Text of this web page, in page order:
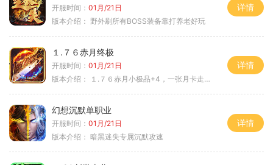
开服时间： 01月/21日
版本介绍： 野外刷所有BOSS装备靠打养老好玩
详情
１.７６赤月终极
开服时间： 01月/21日
版本介绍：
１.７６赤月小极品+4，一张月卡走天涯c
详情
幻想沉默单职业
开服时间： 01月/21日
版本介绍： 暗黑迷失专属沉默攻速
详情